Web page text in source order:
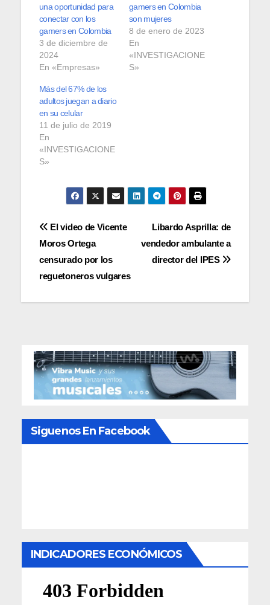
una oportunidad para
conectar con los
gamers en Colombia
3 de diciembre de
2024
En «Empresas»
gamers en Colombia
son mujeres
8 de enero de 2023
En
«INVESTIGACIONE
S»
Más del 67% de los
adultos juegan a diario
en su celular
11 de julio de 2019
En
«INVESTIGACIONE
S»
Navegación
de
entradas
Libardo Asprilla: de
vendedor ambulante a
director del IPES
El video de Vicente
Moros Ortega
censurado por los
reguetoneros vulgares
Siguenos En Facebook
INDICADORES ECONÓMICOS